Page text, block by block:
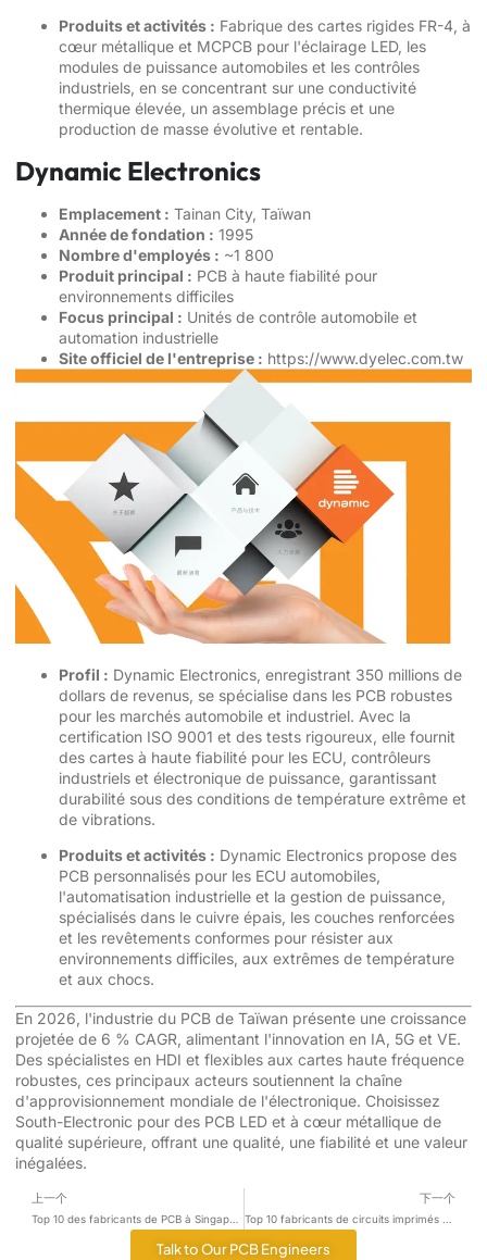
Produits et activités : Fabrique des cartes rigides FR-4, à
cœur métallique et MCPCB pour l'éclairage LED, les
modules de puissance automobiles et les contrôles
industriels, en se concentrant sur une conductivité
thermique élevée, un assemblage précis et une
production de masse évolutive et rentable.
Dynamic Electronics
Emplacement : Tainan City, Taïwan
Année de fondation : 1995
Nombre d'employés : ~1 800
Produit principal : PCB à haute fiabilité pour
environnements difficiles
Focus principal : Unités de contrôle automobile et
automation industrielle
Site officiel de l'entreprise : https://www.dyelec.com.tw
Profil : Dynamic Electronics, enregistrant 350 millions de
dollars de revenus, se spécialise dans les PCB robustes
pour les marchés automobile et industriel. Avec la
certification ISO 9001 et des tests rigoureux, elle fournit
des cartes à haute fiabilité pour les ECU, contrôleurs
industriels et électronique de puissance, garantissant
durabilité sous des conditions de température extrême et
de vibrations.
Produits et activités : Dynamic Electronics propose des
PCB personnalisés pour les ECU automobiles,
l'automatisation industrielle et la gestion de puissance,
spécialisés dans le cuivre épais, les couches renforcées
et les revêtements conformes pour résister aux
environnements difficiles, aux extrêmes de température
et aux chocs.
En 2026, l'industrie du PCB de Taïwan présente une croissance
projetée de 6 % CAGR, alimentant l'innovation en IA, 5G et VE.
Des spécialistes en HDI et flexibles aux cartes haute fréquence
robustes, ces principaux acteurs soutiennent la chaîne
d'approvisionnement mondiale de l'électronique. Choisissez
South-Electronic pour des PCB LED et à cœur métallique de
qualité supérieure, offrant une qualité, une fiabilité et une valeur
inégalées.
上一个 下一个
Talk to Our PCB Engineers